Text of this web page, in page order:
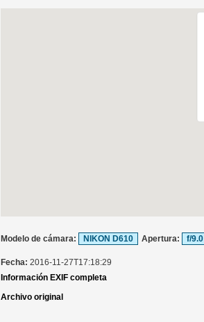
Modelo de cámara: NIKON D610 Apertura: f/9.0
Fecha: 2016-11-27T17:18:29
Información EXIF completa
Archivo original